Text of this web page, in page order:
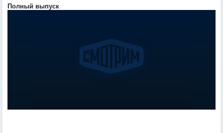
Полный выпуск